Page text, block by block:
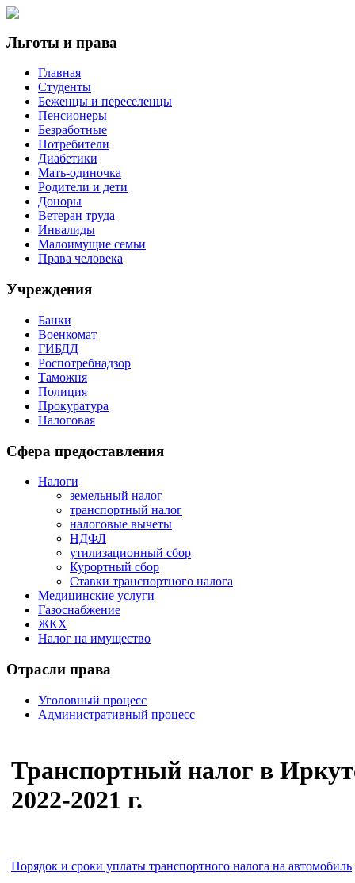
Льготы и права
Главная
Студенты
Беженцы и переселенцы
Пенсионеры
Безработные
Потребители
Диабетики
Мать-одиночка
Родители и дети
Доноры
Ветеран труда
Инвалиды
Малоимущие семьи
Права человека
Учреждения
Банки
Военкомат
ГИБДД
Роспотребнадзор
Таможня
Полиция
Прокуратура
Налоговая
Сфера предоставления
Налоги
земельный налог
транспортный налог
налоговые вычеты
НДФЛ
утилизационный сбор
Курортный сбор
Ставки транспортного налога
Медицинские услуги
Газоснабжение
ЖКХ
Налог на имущество
Отрасли права
Уголовный процесс
Административный процесс
Транспортный налог в
2022-2021 г.
Порядок и сроки уплаты транспортного налога на автомобиль